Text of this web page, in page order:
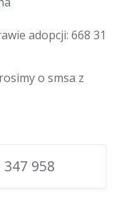
adopcji: 668 31
o smsa z
347 958